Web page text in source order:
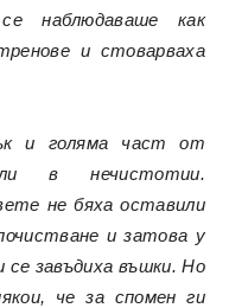
наблюдаваше как
и стоварваха
и голяма част от
в нечистотии.
не бяха оставили
и затова у
завъдиха въшки. Но
че за спомен ги